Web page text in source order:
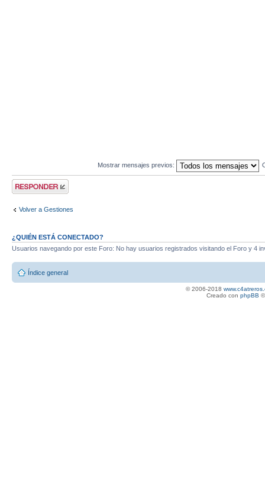
Mostrar mensajes previos:
Publicar una
respuesta
Volver a Gestiones
¿QUIÉN ESTÁ CONECTADO?
Usuarios navegando por este Foro: No hay usuarios registrados visitando el Foro y 4
Índice general
© 2006-2018
Creado con phpBB